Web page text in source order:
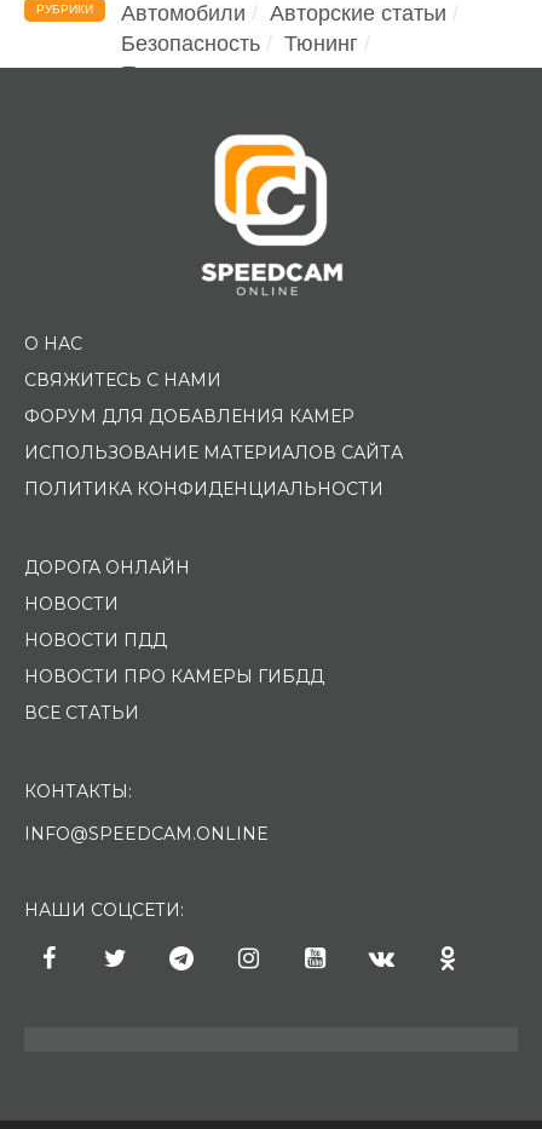
РУБРИКИ Автомобили
Авторские статьи
Безопасность
Тюнинг
Помощь водителю
О НАС
СВЯЖИТЕСЬ С НАМИ
ФОРУМ ДЛЯ ДОБАВЛЕНИЯ КАМЕР
ИСПОЛЬЗОВАНИЕ МАТЕРИАЛОВ САЙТА
ПОЛИТИКА КОНФИДЕНЦИАЛЬНОСТИ
ДОРОГА ОНЛАЙН
НОВОСТИ
НОВОСТИ ПДД
НОВОСТИ ПРО КАМЕРЫ ГИБДД
ВСЕ СТАТЬИ
КОНТАКТЫ:
INFO@SPEEDCAM.ONLINE
НАШИ СОЦСЕТИ: